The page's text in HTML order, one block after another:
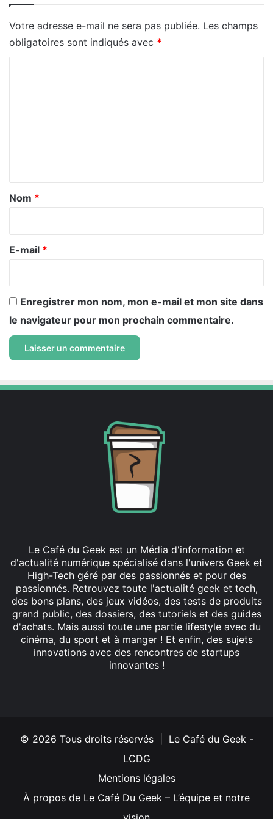
Votre adresse e-mail ne sera pas publiée. Les champs
obligatoires sont indiqués avec *
a
e
Nom *
E-mail *
Enregistrer mon nom, mon e-mail et mon site dans
le navigateur pour mon prochain commentaire.
Le Café du Geek est un Média d'information et
d'actualité numérique spécialisé dans l'univers Geek et
High-Tech géré par des passionnés et pour des
passionnés. Retrouvez toute l'actualité geek et tech,
des bons plans, des jeux vidéos, des tests de produits
grand public, des dossiers, des tutoriels et des guides
d'achats. Mais aussi toute une partie lifestyle avec du
cinéma, du sport et à manger ! Et enfin, des sujets
innovations avec des rencontres de startups
innovantes !
© 2026 Tous droits réservés | Le Café du Geek -
LCDG
Mentions légales
À propos de Le Café Du Geek – L’équipe et notre